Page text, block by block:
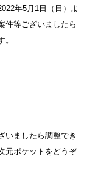
年5月1日（日）よ
件等ございましたら
いましたら調整でき
元ポケットをどうぞ